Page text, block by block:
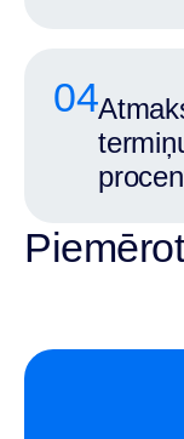
04